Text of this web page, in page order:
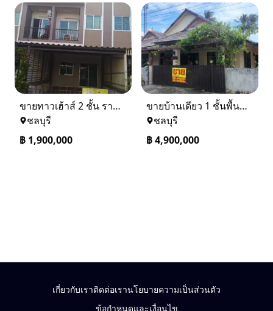
ขายทาวเฮ้าส์ 2 ชั้น ราคา 1.9 ล้านบาท ที่อยู่ ศรีราชา ชลบุรี
ชลบุรี
฿ 1,900,000
ขายบ้านเดียว 1 ชั้นพื้นที่ 102 ตรว บางละมุง ชลบุรี
ชลบุรี
฿4,900,000
เกี่ยวกับเราติดต่อเรานโยบายความเป็นส่วนตัว
ข้อกำหนดและเงื่อนไข